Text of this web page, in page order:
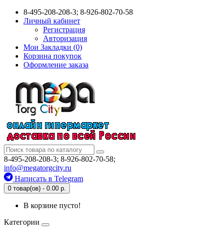
8-495-208-208-3; 8-926-802-70-58
Личный кабинет
Регистрация
Авторизация
Мои Закладки (0)
Корзина покупок
Оформление заказа
8-495-208-208-3; 8-926-802-70-58;
info@megatorgcity.ru
Написать в Telegram
0 товар(ов) - 0.00 р.
В корзине пусто!
Категории